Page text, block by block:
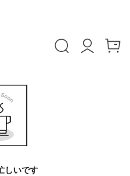
しいです